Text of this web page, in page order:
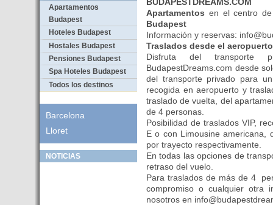
Apartamentos
Budapest
Hoteles Budapest
Hostales Budapest
Pensiones Budapest
Spa Hoteles Budapest
Todos los destinos
Barcelona
Lloret
NOTICIAS
Apartamentos en el centro
Budapest
Información y reservas:
Traslados desde el
Disfruta del transporte
BudapestDreams.com desde
del transporte privado para
recogida en aeropuerto y
traslado de vuelta, del
de 4 personas.
Posibilidad de traslados VIP,
E o con Limousine americana,
por trayecto respectivamente.
En todas las opciones de
retraso del vuelo.
Para traslados de más de 4
compromiso o cualquier otra
nosotros en